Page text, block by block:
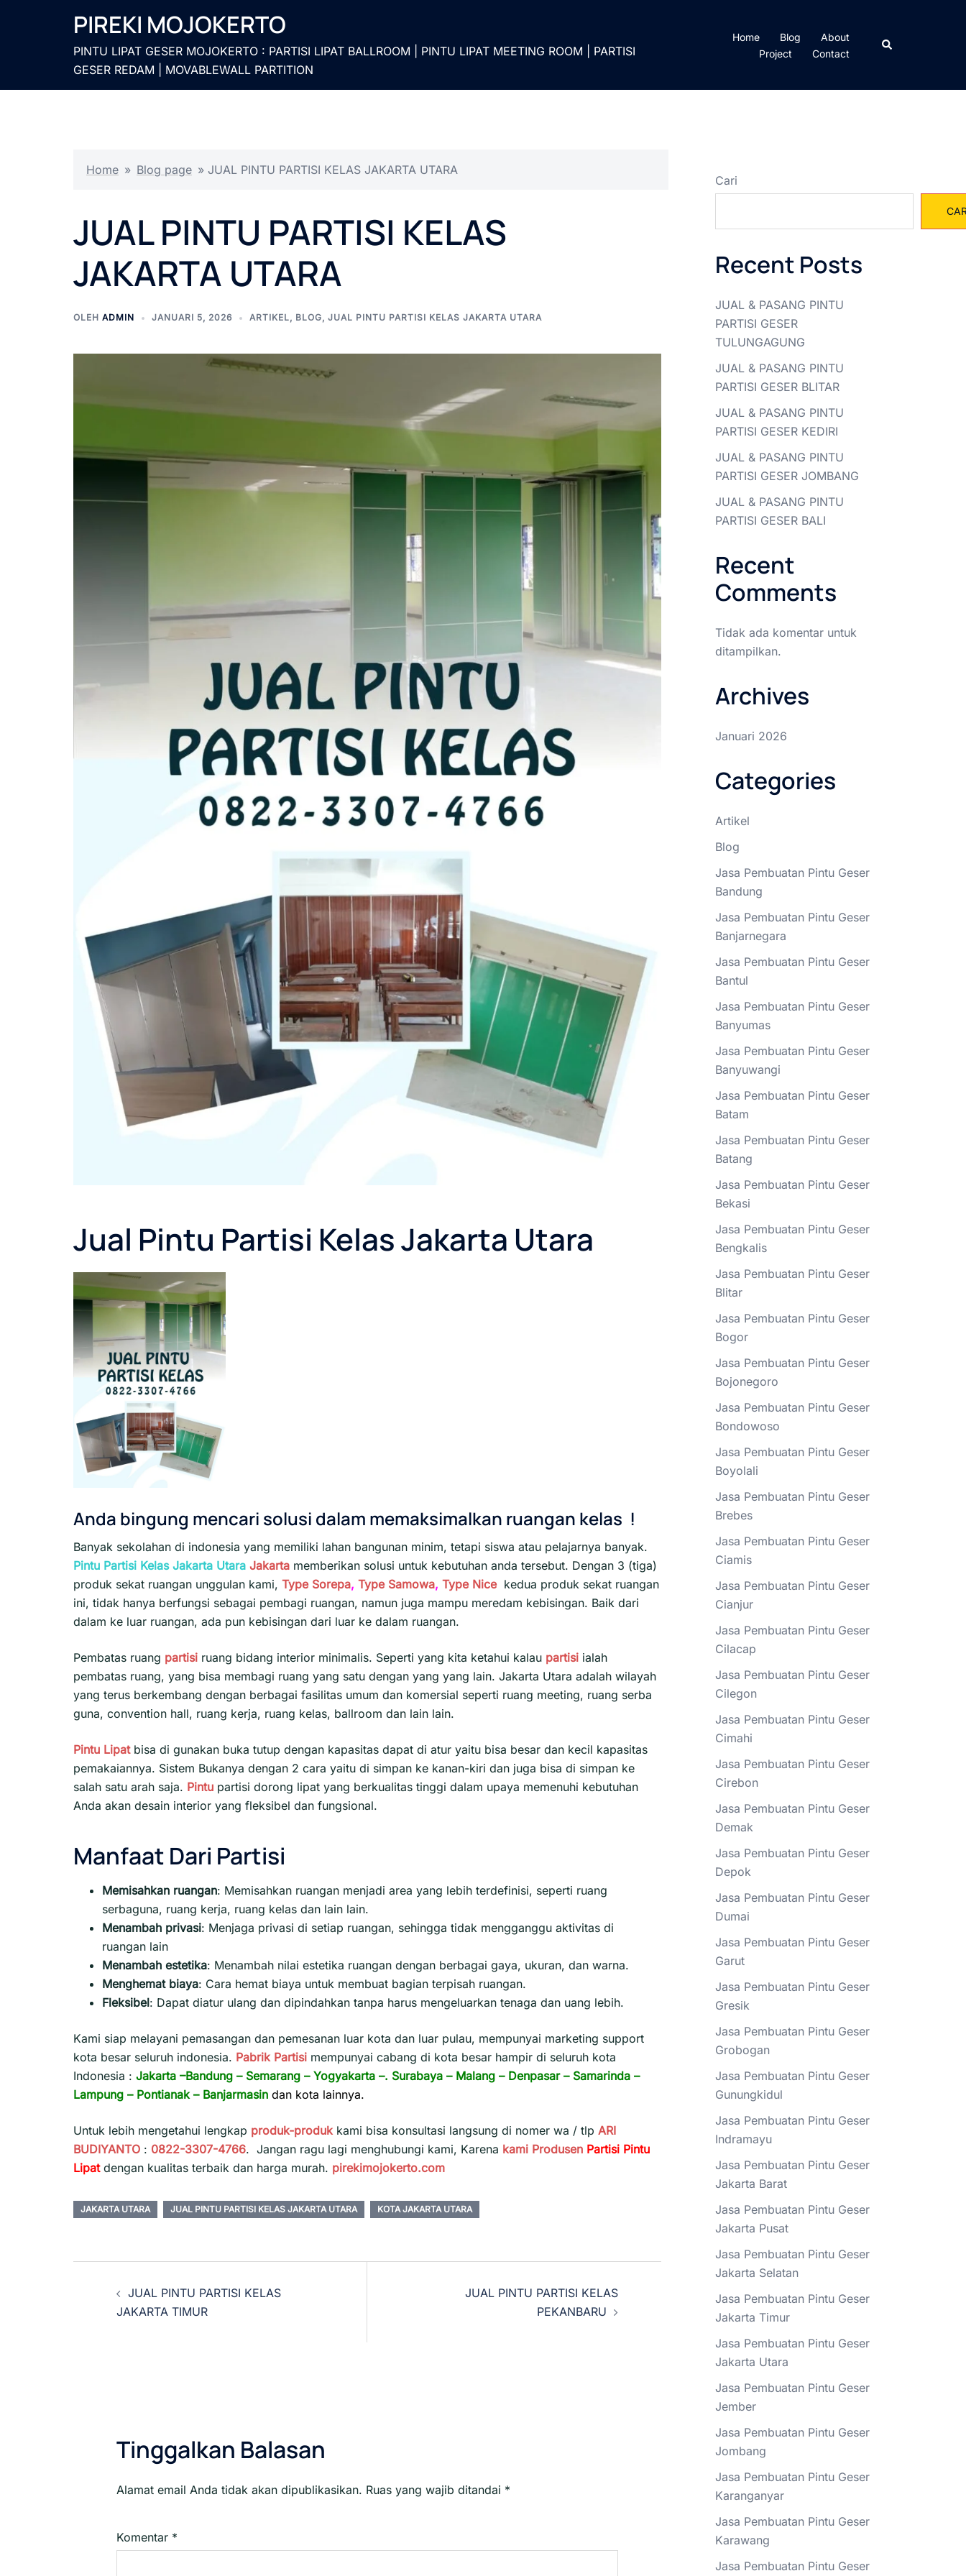
PIREKI MOJOKERTO
PINTU LIPAT GESER MOJOKERTO : PARTISI LIPAT BALLROOM | PINTU LIPAT MEETING ROOM | PARTISI
GESER REDAM | MOVABLEWALL PARTITION
Home Blog
About
Project
Contact
Cari
Home » Blog page » JUAL PINTU PARTISI KELAS JAKARTA UTARA
JUAL PINTU PARTISI KELAS
JAKARTA UTARA
OLEH ADMIN JANUARI 5, 2026 ARTIKEL, BLOG, JUAL PINTU PARTISI KELAS JAKARTA UTARA
Jual Pintu Partisi Kelas Jakarta Utara
Anda bingung mencari solusi dalam memaksimalkan ruangan kelas !
Banyak sekolahan di indonesia yang memiliki lahan bangunan minim, tetapi siswa atau pelajarnya banyak.
Pintu Partisi Kelas Jakarta Utara Jakarta memberikan solusi untuk kebutuhan anda tersebut. Dengan 3 (tiga)
produk sekat ruangan unggulan kami, Type Sorepa, Type Samowa, Type Nice kedua produk sekat ruangan
ini, tidak hanya berfungsi sebagai pembagi ruangan, namun juga mampu meredam kebisingan. Baik dari
dalam ke luar ruangan, ada pun kebisingan dari luar ke dalam ruangan.
Pembatas ruang partisi ruang bidang interior minimalis. Seperti yang kita ketahui kalau partisi ialah
pembatas ruang, yang bisa membagi ruang yang satu dengan yang yang lain. Jakarta Utara adalah wilayah
yang terus berkembang dengan berbagai fasilitas umum dan komersial seperti ruang meeting, ruang serba
guna, convention hall, ruang kerja, ruang kelas, ballroom dan lain lain.
Pintu Lipat bisa di gunakan buka tutup dengan kapasitas dapat di atur yaitu bisa besar dan kecil kapasitas
pemakaiannya. Sistem Bukanya dengan 2 cara yaitu di simpan ke kanan-kiri dan juga bisa di simpan ke
salah satu arah saja. Pintu partisi dorong lipat yang berkualitas tinggi dalam upaya memenuhi kebutuhan
Anda akan desain interior yang fleksibel dan fungsional.
Manfaat Dari Partisi
Memisahkan ruangan: Memisahkan ruangan menjadi area yang lebih terdefinisi, seperti ruang
serbaguna, ruang kerja, ruang kelas dan lain lain.
Menambah privasi: Menjaga privasi di setiap ruangan, sehingga tidak mengganggu aktivitas di
ruangan lain
Menambah estetika: Menambah nilai estetika ruangan dengan berbagai gaya, ukuran, dan warna.
Menghemat biaya: Cara hemat biaya untuk membuat bagian terpisah ruangan.
Fleksibel: Dapat diatur ulang dan dipindahkan tanpa harus mengeluarkan tenaga dan uang lebih.
Kami siap melayani pemasangan dan pemesanan luar kota dan luar pulau, mempunyai marketing support
kota besar seluruh indonesia. Pabrik Partisi mempunyai cabang di kota besar hampir di seluruh kota
Indonesia : Jakarta –Bandung – Semarang – Yogyakarta –. Surabaya – Malang – Denpasar– Samarinda –
Lampung – Pontianak– Banjarmasin dan kota lainnya.
Untuk lebih mengetahui lengkap produk-produkkami bisa konsultasi langsung di nomer wa / tlp ARI
BUDIYANTO : 0822-3307-4766. Jangan ragu lagi menghubungi kami, Karena kami Produsen Partisi Pintu
Lipat dengan kualitas terbaik dan harga murah. pirekimojokerto.com
JAKARTA UTARA JUAL PINTU PARTISI KELAS JAKARTA UTARA KOTA JAKARTA UTARA
Navigasi
Tulisan
JUAL PINTU PARTISI KELAS
JAKARTA TIMUR
JUAL PINTU PARTISI KELAS
PEKANBARU
Tinggalkan Balasan
Alamat email Anda tidak akan dipublikasikan. Ruas yang wajib ditandai *
Komentar *
Cari
Recent Posts
JUAL & PASANG PINTU
PARTISI GESER
TULUNGAGUNG
JUAL & PASANG PINTU
PARTISI GESER BLITAR
JUAL & PASANG PINTU
PARTISI GESER KEDIRI
JUAL & PASANG PINTU
PARTISI GESER JOMBANG
JUAL & PASANG PINTU
PARTISI GESER BALI
Recent
Comments
Tidak ada komentar untuk
ditampilkan.
Archives
Januari 2026
Categories
Artikel
Blog
Jasa Pembuatan Pintu Geser
Bandung
Jasa Pembuatan Pintu Geser
Banjarnegara
Jasa Pembuatan Pintu Geser
Bantul
Jasa Pembuatan Pintu Geser
Banyumas
Jasa Pembuatan Pintu Geser
Banyuwangi
Jasa Pembuatan Pintu Geser
Batam
Jasa Pembuatan Pintu Geser
Batang
Jasa Pembuatan Pintu Geser
Bekasi
Jasa Pembuatan Pintu Geser
Bengkalis
Jasa Pembuatan Pintu Geser
Blitar
Jasa Pembuatan Pintu Geser
Bogor
Jasa Pembuatan Pintu Geser
Bojonegoro
Jasa Pembuatan Pintu Geser
Bondowoso
Jasa Pembuatan Pintu Geser
Boyolali
Jasa Pembuatan Pintu Geser
Brebes
Jasa Pembuatan Pintu Geser
Ciamis
Jasa Pembuatan Pintu Geser
Cianjur
Jasa Pembuatan Pintu Geser
Cilacap
Jasa Pembuatan Pintu Geser
Cilegon
Jasa Pembuatan Pintu Geser
Cimahi
Jasa Pembuatan Pintu Geser
Cirebon
Jasa Pembuatan Pintu Geser
Demak
Jasa Pembuatan Pintu Geser
Depok
Jasa Pembuatan Pintu Geser
Dumai
Jasa Pembuatan Pintu Geser
Garut
Jasa Pembuatan Pintu Geser
Gresik
Jasa Pembuatan Pintu Geser
Grobogan
Jasa Pembuatan Pintu Geser
Gunungkidul
Jasa Pembuatan Pintu Geser
Indramayu
Jasa Pembuatan Pintu Geser
Jakarta Barat
Jasa Pembuatan Pintu Geser
Jakarta Pusat
Jasa Pembuatan Pintu Geser
Jakarta Selatan
Jasa Pembuatan Pintu Geser
Jakarta Timur
Jasa Pembuatan Pintu Geser
Jakarta Utara
Jasa Pembuatan Pintu Geser
Jember
Jasa Pembuatan Pintu Geser
Jombang
Jasa Pembuatan Pintu Geser
Karanganyar
Jasa Pembuatan Pintu Geser
Karawang
Jasa Pembuatan Pintu Geser